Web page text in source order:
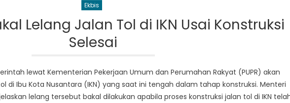
Ekbis
Lelang Jalan Tol di IKN Usai Konstruksi
Selesai
lewat Kementerian Pekerjaan Umum dan Perumahan Rakyat (PUPR) akan
di Ibu Kota Nusantara (IKN) yang saat ini tengah dalam tahap konstruksi. Menteri
lelang tersebut bakal dilakukan apabila proses konstruksi jalan tol di IKN